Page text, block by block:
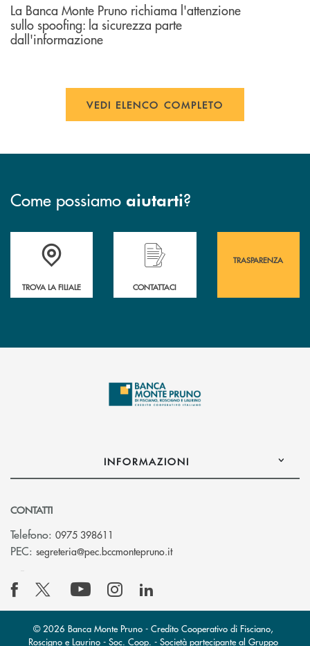
La Banca Monte Pruno richiama l'attenzione
sullo spoofing: la sicurezza parte
dall'informazione
VEDI ELENCO COMPLETO
Come possiamo aiutarti?
Accedi all' elenco completo&nbsp; delle&nbsp; filiali&nbsp; di Banca
TROVA LA FILIALE
Hai bisogno di assistenza immediata?
CONTATTACI
TRASPARENZA
INFORMAZIONI
CONTATTI
Telefono: 0975 398611
PEC: segreteria@pec.bccmontepruno.it(si apre l’app di posta
© 2026 Banca Monte Pruno - Credito Cooperativo di Fisciano,
Roscigno e Laurino - Soc. Coop. - Società partecipante al Gruppo